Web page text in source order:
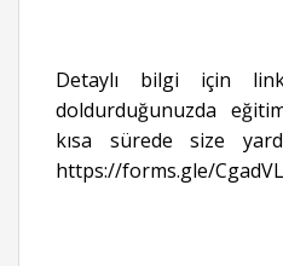
Detaylı bilgi için
doldurduğunuzda
kısa sürede size
https://forms.gle/